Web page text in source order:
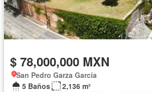
$ 78,000,000 MXN
San Pedro Garza García
5 Baños
2,136 m²